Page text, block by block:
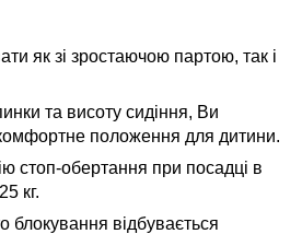
як зі зростаючою партою, так і
та висоту сидіння, Ви
положення для дитини.
стоп-обертання при посадці в
кг.
блокування відбувається